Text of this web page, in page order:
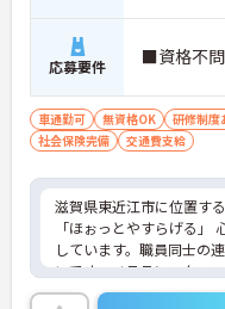
応募要件 ■資格不問
車通勤可 無資格OK 研修制度
社会保険完備
交通費支給
滋賀県東近江市に位置す
「ほぉっとやすらげる」
しています。職員同士の
いです。ベテランスタッ
もしっかりとあり、介護